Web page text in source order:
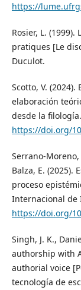
https://
Rosier, L.
pratiques [Le
Duculot.
Scotto, V.
elaboración
desde la
https://doi.org/
Serrano-
Balza, E.
proceso
Internacional de
https://doi.org/
Singh, J. K.,
authorship with
authorial voice
tecnología de